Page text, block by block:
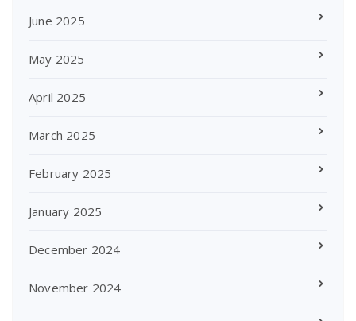
June 2025
May 2025
April 2025
March 2025
February 2025
January 2025
December 2024
November 2024